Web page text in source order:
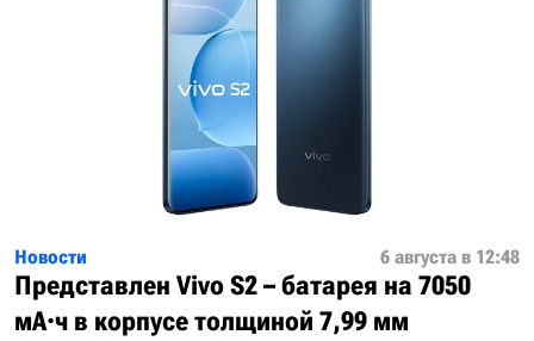
Новости 6 августа в 12:48
Представлен Vivo S2 – батарея на 7050
мА·ч в корпусе толщиной 7,99 мм